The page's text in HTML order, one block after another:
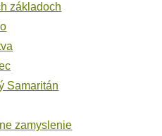
základoch
Samaritán
zamyslenie